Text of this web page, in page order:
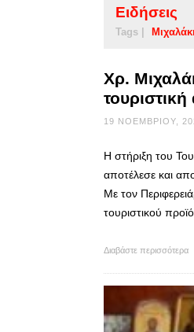
Ειδήσεις
Tags |
Χρ.
19 ΝΟΕΜΒΡΊΟΥ,
Η στήριξη του
αποτέλεσε και
Με τον
τουριστικού
Διαβάστε περισσότερα